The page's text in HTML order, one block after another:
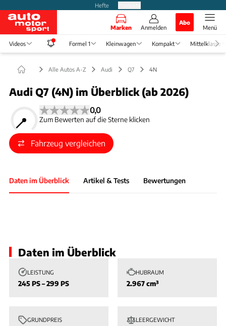
Hefte
Marken Anmelden
Abo
Menü
Videos Formel 1 Kleinwagen Kompakt Mittelklasse
Alle Autos A-Z Audi Q7 4N
Audi Q7 (4N) im Überblick (ab 2026)
0,0
Zum Bewerten auf die Sterne klicken
Fahrzeug vergleichen
Daten im Überblick Artikel & Tests Bewertungen
Daten im Überblick
LEISTUNG
245 PS – 299 PS
HUBRAUM
2.967 cm³
GRUNDPREIS LEERGEWICHT